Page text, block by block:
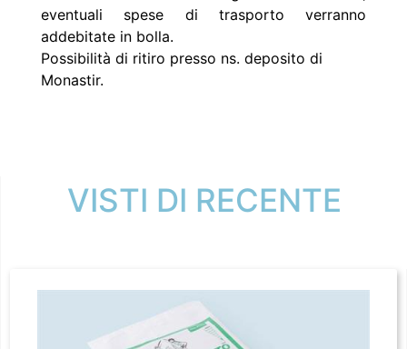
eventuali spese di trasporto verranno
addebitate in bolla.
Possibilità di ritiro presso ns. deposito di
Monastir.
VISTI DI RECENTE